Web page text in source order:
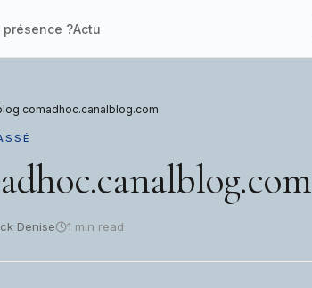
présence ?Actu
comadhoc.canalblog.com
Denise 1 min read